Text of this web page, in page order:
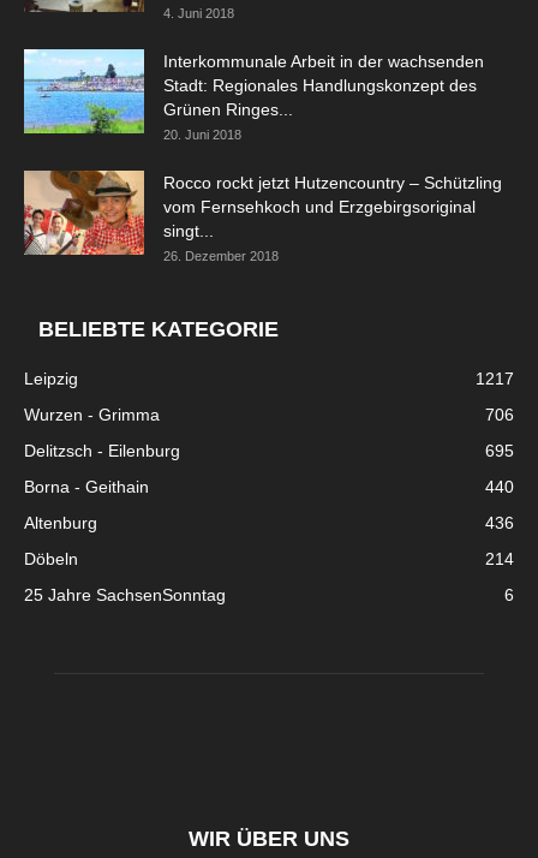
4. Juni 2018
Interkommunale Arbeit in der wachsenden
Stadt: Regionales Handlungskonzept des
Grünen Ringes...
20. Juni 2018
Rocco rockt jetzt Hutzencountry – Schützling
vom Fernsehkoch und Erzgebirgsoriginal
singt...
26. Dezember 2018
BELIEBTE KATEGORIE
Leipzig
1217
Wurzen - Grimma
706
Delitzsch - Eilenburg
695
Borna - Geithain
440
Altenburg
436
Döbeln
214
25 Jahre SachsenSonntag
6
WIR ÜBER UNS